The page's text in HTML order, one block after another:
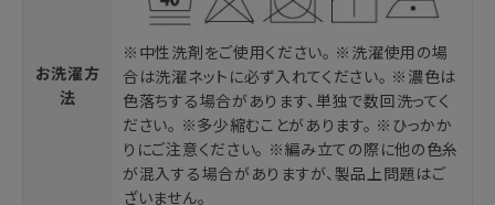
お洗濯方
法
※中性洗剤をご使用ください。 ※洗濯使用の場
合は洗濯ネットに必ず入れてください。 ※濃色は
色落ちする場合があります、単独で数回洗ってく
ださい。 ※多少縮むことがあります。 ※ひっかか
りにご注意ください。 ※編み立ての際に他の色糸
が混入する場合がありますが、製品上問題はご
ざいません。